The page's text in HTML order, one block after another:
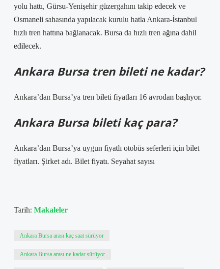
yolu hattı, Gürsu-Yenişehir güzergahını takip edecek ve
Osmaneli sahasında yapılacak kurulu hatla Ankara-İstanbul
hızlı tren hattına bağlanacak. Bursa da hızlı tren ağına dahil
edilecek.
Ankara Bursa tren bileti ne kadar?
Ankara’dan Bursa’ya tren bileti fiyatları 16 avrodan başlıyor.
Ankara Bursa bileti kaç para?
Ankara’dan Bursa’ya uygun fiyatlı otobüs seferleri için bilet
fiyatları. Şirket adı. Bilet fiyatı. Seyahat sayısı
Tarih: Makaleler
Ankara Bursa arası kaç saat sürüyor
Ankara Bursa arası ne kadar sürüyor